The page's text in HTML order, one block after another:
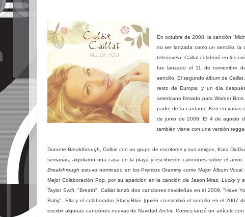
En octubre de 2008, la canción
no ser lanzada como un sencillo, la
telenovela. Caillat colaboró en los
fue lanzado el 11 de noviembre
sencillo. El segundo álbum de
resto de Europa; y un día
americano firmado para Warner
padre de la cantante Ken en varias
de junio de 2009. El 4 de agosto
también viene con una versión
DuranteBreakthrough , Colbie con un grupo de escritores y sus amigos, Kara
semanas, alquilaron una casa en la playa y escribieron canciones sobre el
Breakthrough estuvo nominado en los Premios Grammy como Mejor Álbum
Mejor Colaboración Pop , por su aparición en la canción de Jason Mraz,Lucky y
Taylor Swift, "Breath". Calliat lanzó dos canciones navideñas en el 2009, "Have
Baby". Ella y el colaborador Stacy Blue (quién co-escribió el sencillo en el 2007
escribir algunas canciones nuevas de Navidad.​ Archie Comics lanzó un artículo